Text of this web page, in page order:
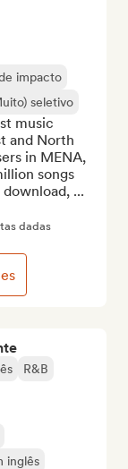
R&B
inglês
impacto
seletivo
and North
in MENA,
songs
...
dadas